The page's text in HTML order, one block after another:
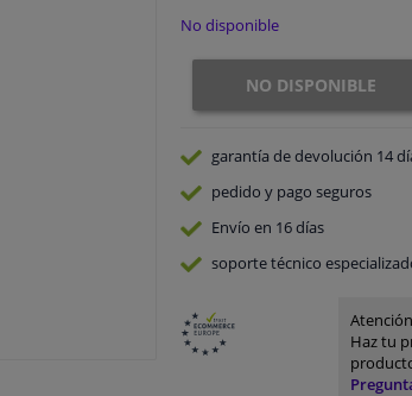
No disponible
NO DISPONIBLE
garantía de devolución 14
pedido y pago seguros
Envío en 16 días
soporte técnico
Haz tu